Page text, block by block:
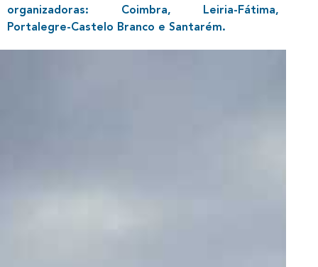
organizadoras: Coimbra, Leiria-Fátima,
Portalegre-Castelo Branco e Santarém.